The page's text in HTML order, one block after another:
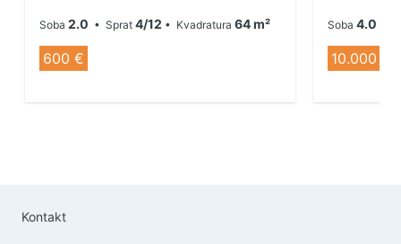
Soba 2.0 • Sprat 4/12 • Kvadratura 64 m²
600 €
Soba 4.0
10.000 €
Kontakt